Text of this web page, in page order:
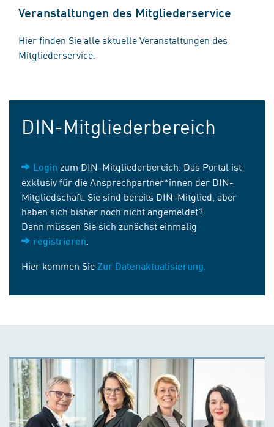
Veranstaltungen des Mitgliederservice
Hier finden Sie alle aktuelle Veranstaltungen des
Mitgliederservice.
DIN-Mitgliederbereich
Login zum DIN-Mitgliederbereich. Das Portal ist
exklusiv für die Ansprechpartner*innen der DIN-
Mitgliedschaft. Sie sind bereits DIN-Mitglied, aber
haben sich bisher noch nicht angemeldet?
Dann müssen Sie sich zunächst einmalig
registrieren
Hier kommen Sie Zur Datenaktualisierung.